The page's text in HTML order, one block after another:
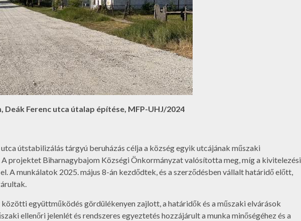
Ferenc utca útalap építése, MFP-UHJ/2024
útstabilizálás tárgyú beruházás célja a község egyik utcájának műszaki
projektet Biharnagybajom Községi Önkormányzat valósította meg, míg a kivitelezési
A munkálatok 2025. május 8-án kezdődtek, és a szerződésben vállalt határidő előtt,
együttműködés gördülékenyen zajlott, a határidők és a műszaki elvárások
ellenőri jelenlét és rendszeres egyeztetés hozzájárult a munka minőségéhez és a